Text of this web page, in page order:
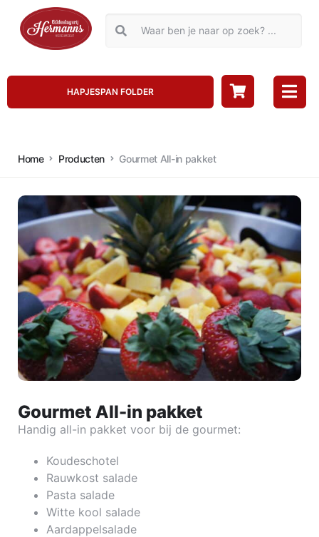
HAPJESPAN FOLDER
Home Producten Gourmet All-in pakket
Gourmet All-in pakket
Handig all-in pakket voor bij de gourmet:
Koudeschotel
Rauwkost salade
Pasta salade
Witte kool salade
Aardappelsalade